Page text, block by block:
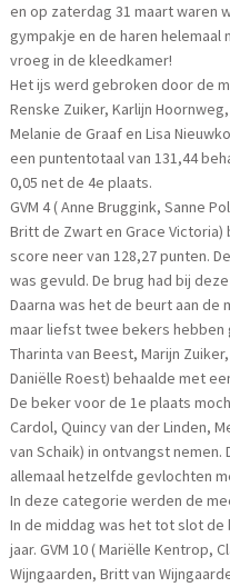
en op zaterdag 31 maart waren
gympakje en de haren
vroeg in de kleedkamer!
Het ijs werd gebroken door de
Renske Zuiker, Karlijn
Melanie de Graaf en Lisa
een puntentotaal van 131,44
0,05 net de 4e plaats.
GVM 4 ( Anne Bruggink, Sanne
Britt de Zwart en Grace
score neer van 128,27 punten.
was gevuld. De brug had bij
Daarna was het de beurt aan de
maar liefst twee bekers hebben
Tharinta van Beest, Marijn
Daniëlle Roest) behaalde met
De beker voor de 1e plaats
Cardol, Quincy van der Linden,
van Schaik) in ontvangst
allemaal hetzelfde gevlochten
In deze categorie werden de
In de middag was het tot slot de
jaar. GVM 10 ( Mariëlle Kentrop,
Wijngaarden, Britt van